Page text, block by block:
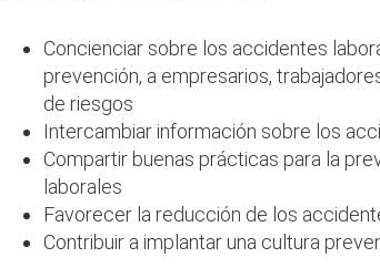
Concienciar sobre los accidentes
prevención, a empresarios,
de riesgos
Intercambiar información sobre los
Compartir buenas prácticas para la
laborales
Favorecer la reducción de los
Contribuir a implantar una cultura